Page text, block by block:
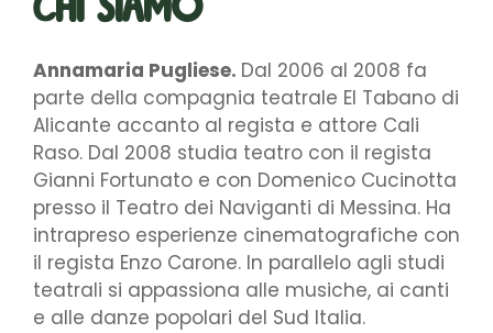
Chi siamo
Annamaria Pugliese. Dal 2006 al 2008 fa
parte della compagnia teatrale El Tabano di
Alicante accanto al regista e attore Cali
Raso. Dal 2008 studia teatro con il regista
Gianni Fortunato e con Domenico Cucinotta
presso il Teatro dei Naviganti di Messina. Ha
intrapreso esperienze cinematografiche con
il regista Enzo Carone. In parallelo agli studi
teatrali si appassiona alle musiche, ai canti
e alle danze popolari del Sud Italia.